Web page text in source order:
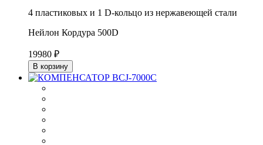
4 пластиковых и 1 D-кольцо из нержавеющей стали
Нейлон Кордура 500D
19980 ₽
В корзину